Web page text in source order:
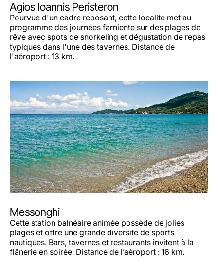
Agios Ioannis Peristeron
Pourvue d'un cadre reposant, cette localité met au
programme des journées farniente sur des plages de
rêve avec spots de snorkeling et dégustation de repas
typiques dans l'une des tavernes. Distance de
l'aéroport : 13 km.
Messonghi
Cette station balnéaire animée possède de jolies
plages et offre une grande diversité de sports
nautiques. Bars, tavernes et restaurants invitent à la
flânerie en soirée. Distance de l’aéroport : 16 km.